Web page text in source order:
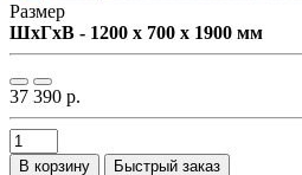
Размер
ШxГxВ - 1200 x 700 x 1900 мм
37 390 р.
В корзину Быстрый заказ